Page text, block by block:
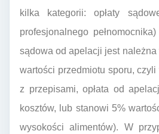
kilka kategorii: opłaty
profesjonalnego
sądowa od apelacji jest
wartości przedmiotu sporu,
z przepisami, opłata od
kosztów, lub stanowi 5%
wysokości alimentów). W